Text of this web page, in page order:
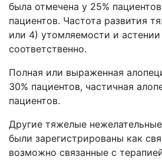
была отмечена у 25%
пациентов. Частота развития
или 4) утомляемости и
соответственно.
Полная или выраженная
30% пациентов, частичная
пациентов.
Другие тяжелые
были зарегистрированы как
возможно связанные с